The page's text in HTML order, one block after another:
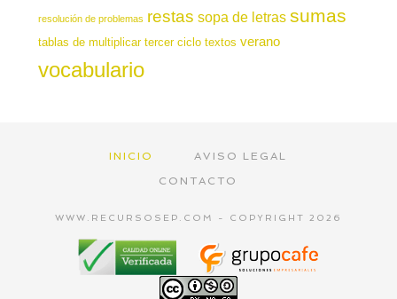
resolución de problemas restas sopa de letras sumas
tablas de multiplicar tercer ciclo textos verano
vocabulario
INICIO
AVISO LEGAL
CONTACTO
WWW.RECURSOSEP.COM - COPYRIGHT 2026